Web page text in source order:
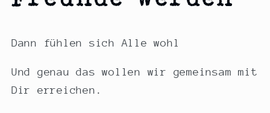
Dann fühlen sich Alle wohl
Und genau das wollen wir gemeinsam mit
Dir erreichen.